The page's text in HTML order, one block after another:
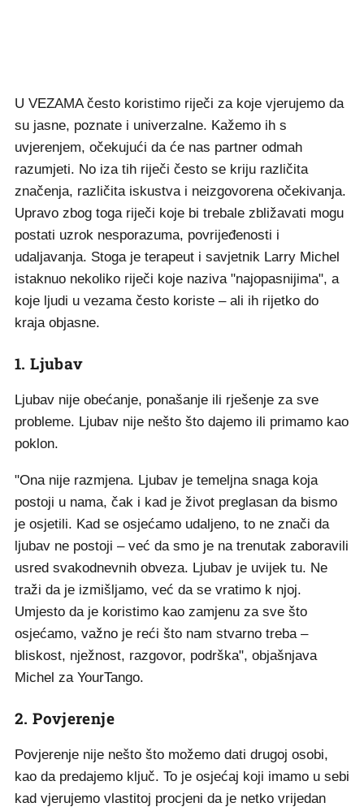
U VEZAMA često koristimo riječi za koje vjerujemo da
su jasne, poznate i univerzalne. Kažemo ih s
uvjerenjem, očekujući da će nas partner odmah
razumjeti. No iza tih riječi često se kriju različita
značenja, različita iskustva i neizgovorena očekivanja.
Upravo zbog toga riječi koje bi trebale zbližavati mogu
postati uzrok nesporazuma, povrijeđenosti i
udaljavanja. Stoga je terapeut i savjetnik Larry Michel
istaknuo nekoliko riječi koje naziva "najopasnijima", a
koje ljudi u vezama često koriste – ali ih rijetko do
kraja objasne.
1. Ljubav
Ljubav nije obećanje, ponašanje ili rješenje za sve
probleme. Ljubav nije nešto što dajemo ili primamo kao
poklon.
"Ona nije razmjena. Ljubav je temeljna snaga koja
postoji u nama, čak i kad je život preglasan da bismo
je osjetili. Kad se osjećamo udaljeno, to ne znači da
ljubav ne postoji – već da smo je na trenutak zaboravili
usred svakodnevnih obveza. Ljubav je uvijek tu. Ne
traži da je izmišljamo, već da se vratimo k njoj.
Umjesto da je koristimo kao zamjenu za sve što
osjećamo, važno je reći što nam stvarno treba –
bliskost, nježnost, razgovor, podrška", objašnjava
Michel za YourTango.
2. Povjerenje
Povjerenje nije nešto što možemo dati drugoj osobi,
kao da predajemo ključ. To je osjećaj koji imamo u sebi
kad vjerujemo vlastitoj procjeni da je netko vrijedan